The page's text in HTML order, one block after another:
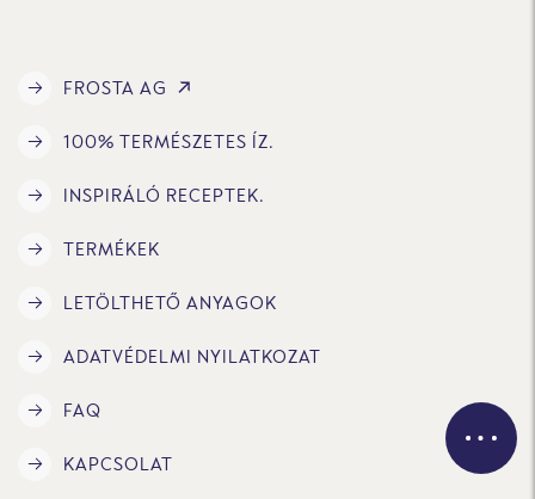
FROSTA AG
100% TERMÉSZETES ÍZ.
INSPIRÁLÓ RECEPTEK.
TERMÉKEK
LETÖLTHETŐ ANYAGOK
ADATVÉDELMI NYILATKOZAT
FAQ
KAPCSOLAT